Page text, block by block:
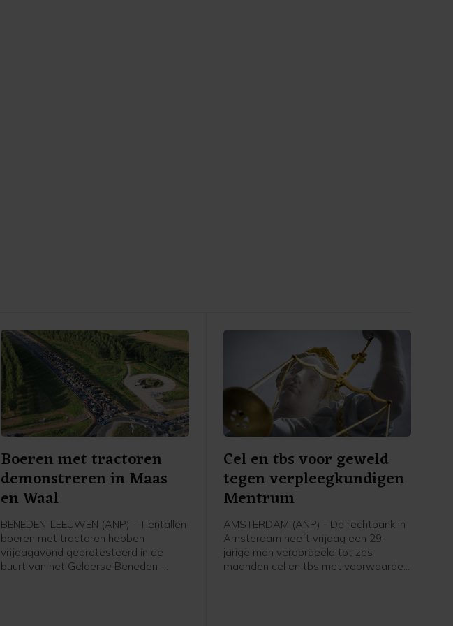
Boeren met tractoren
demonstreren in Maas
en Waal
BENEDEN-LEEUWEN (ANP) - Tientallen
boeren met tractoren hebben
vrijdagavond geprotesteerd in de
buurt van het Gelderse Beneden-
Cel en tbs voor geweld
tegen verpleegkundigen
Mentrum
AMSTERDAM (ANP) - De rechtbank in
Amsterdam heeft vrijdag een 29-
jarige man veroordeeld tot zes
maanden cel en tbs met voorwaarden